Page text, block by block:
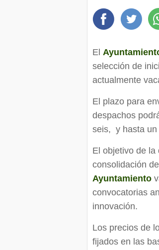
El
selección de
actualmente
El plazo para
despachos
seis, y hasta un
El objetivo de la
consolidación
Ayuntamiento
convocatorias
innovación.
Los precios de
fijados en las